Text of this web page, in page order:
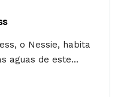
o Nessie, habita
aguas de este...